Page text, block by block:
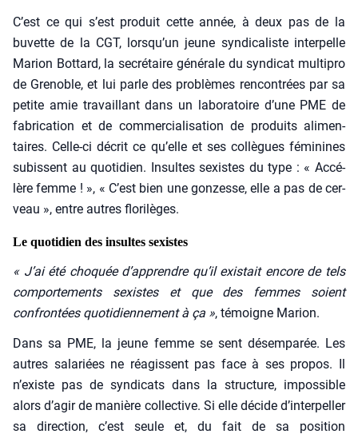
C’est ce qui s’est pro­duit cette année, à deux pas de la
buvette de la CGT, lorsqu’un jeune syn­di­ca­liste inter­pelle
Marion Bot­tard, la secré­taire géné­rale du syn­di­cat mul­ti­pro
de Gre­noble, et lui parle des pro­blèmes ren­con­trées par sa
petite amie tra­vaillant dans un labo­ra­toire d’une PME de
fabri­ca­tion et de com­mer­cia­li­sa­tion de pro­duits ali­men­
taires. Celle-ci décrit ce qu’elle et ses col­lègues fémi­nines
subissent au quo­ti­dien. Insultes sexistes du type : « Accé­
lère femme ! », « C’est bien une gon­zesse, elle a pas de cer­
veau », entre autres flo­ri­lèges.
Le quotidien des insultes sexistes
« J’ai été cho­quée d’apprendre qu’il exis­tait encore de tels
com­por­te­ments sexistes et que des femmes soient
confron­tées quo­ti­dien­ne­ment à ça », témoigne Marion.
Dans sa PME, la jeune femme se sent désem­pa­rée. Les
autres sala­riées ne réagissent pas face à ses pro­pos. Il
n’existe pas de syn­di­cats dans la struc­ture, impos­sible
alors d’agir de manière col­lec­tive. Si elle décide d’interpeller
sa direc­tion, c’est seule et, du fait de sa posi­tion